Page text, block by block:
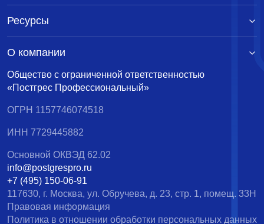
Общество с ограниченной ответственностью
«Постгрес Профессиональный»
ОГРН 1157746074518
ИНН 7729445882
Основной ОКВЭД 62.02
info@postgrespro.ru
+7 (495) 150-06-91
117630, г. Москва, ул. Обручева, д. 23, стр. 1, помещ. 33Н
Правовая информация
Политика в отношении обработки персональных данных
Ресурсы
О компании